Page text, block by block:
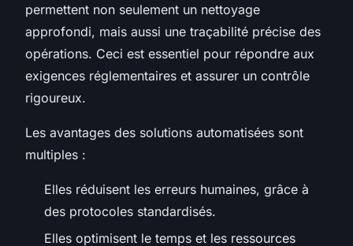
permettent non seulement un nettoyage
approfondi, mais aussi une traçabilité précise des
opérations. Ceci est essentiel pour répondre aux
exigences réglementaires et assurer un contrôle
rigoureux.
Les avantages des solutions automatisées sont
multiples :
Elles réduisent les erreurs humaines, grâce à
des protocoles standardisés.
Elles optimisent le temps et les ressources